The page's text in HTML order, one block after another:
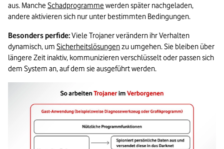
aus. Manche Schadprogramme werden später nachgeladen,
andere aktivieren sich nur unter bestimmten Bedingungen.
Besonders perfide: Viele Trojaner verändern ihr Verhalten
dynamisch, um Sicherheitslösungen zu umgehen. Sie bleiben über
längere Zeit inaktiv, kommunizieren verschlüsselt oder passen sich
dem System an, auf dem sie ausgeführt werden.